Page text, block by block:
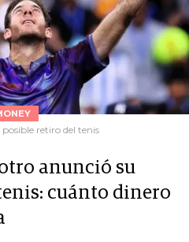
retiro del tenis
anunció su
cuánto dinero